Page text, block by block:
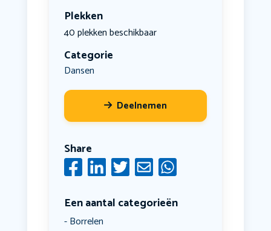
Plekken
40 plekken beschikbaar
Categorie
Dansen
Deelnemen
Share
Een aantal categorieën
Borrelen